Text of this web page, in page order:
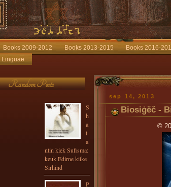
Books 2009-2012 Books 2013-2015 Books 2016-
Linguae
Random Posts
S
h
a
t
a
ntin kiek Sufisma:
keuk Edirne kiike
Sirhind
P
sep 14, 2013
Biosiġĕč -
©